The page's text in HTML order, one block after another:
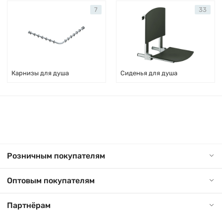
Карнизы для душа
7
Сиденья для душа
33
Розничным покупателям
Оптовым покупателям
Партнёрам